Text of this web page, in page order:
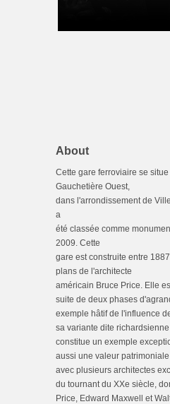
About
Cette gare ferroviaire se
Gauchetière Ouest,
dans l'arrondissement de
a
été classée comme
2009. Cette
gare est construite entre
plans de l'architecte
américain Bruce Price. Elle
suite de deux phases
exemple hâtif de l'influence
sa variante dite
constitue un exemple
aussi une valeur
avec plusieurs architectes
du tournant du XXe siècle,
Price, Edward Maxwell et